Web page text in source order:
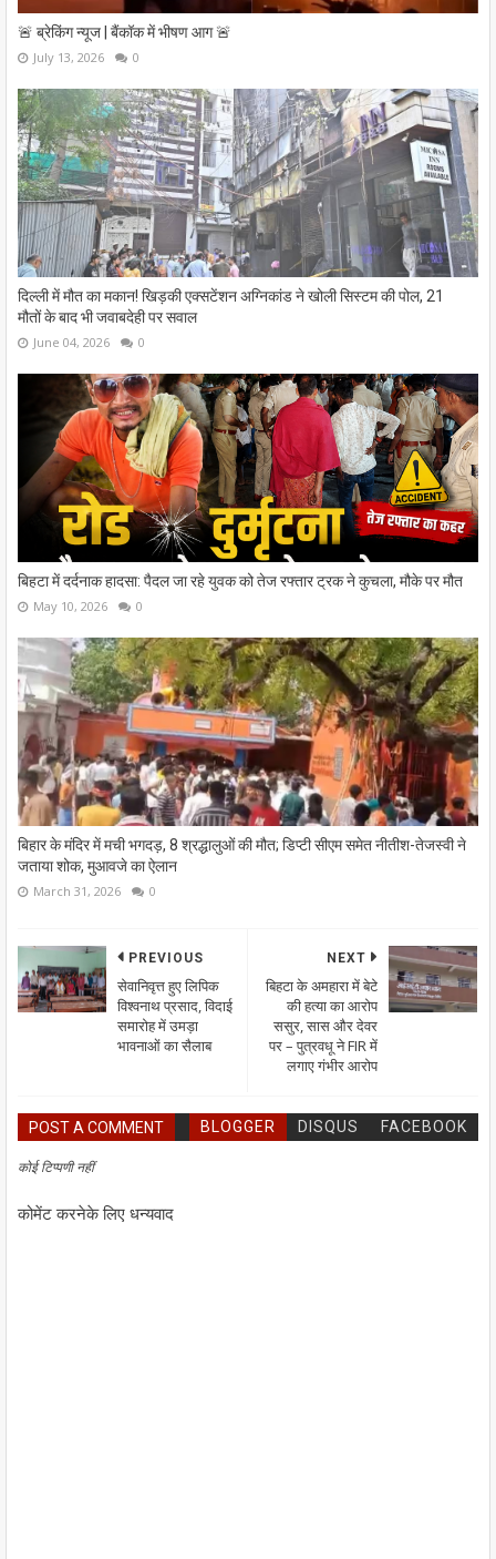
🚨 ब्रेकिंग न्यूज | बैंकॉक में भीषण आग 🚨
July 13, 2026 0
दिल्ली में मौत का मकान! खिड़की एक्सटेंशन अग्निकांड ने खोली सिस्टम की पोल, 21
मौतों के बाद भी जवाबदेही पर सवाल
June 04, 2026 0
बिहटा में दर्दनाक हादसा: पैदल जा रहे युवक को तेज रफ्तार ट्रक ने कुचला, मौके पर मौत
May 10, 2026 0
बिहार के मंदिर में मची भगदड़, 8 श्रद्धालुओं की मौत; डिप्टी सीएम समेत नीतीश-तेजस्वी ने
जताया शोक, मुआवजे का ऐलान
March 31, 2026 0
NEXT
बिहटा के अमहारा में बेटे
की हत्या का आरोप
ससुर, सास और देवर
पर – पुत्रवधू ने FIR में
लगाए गंभीर आरोप
PREVIOUS
सेवानिवृत्त हुए लिपिक
विश्वनाथ प्रसाद, विदाई
समारोह में उमड़ा
भावनाओं का सैलाब
POST A COMMENT BLOGGER DISQUS FACEBOOK
कोई टिप्पणी नहीं
कोमेंट करनेके लिए धन्यवाद